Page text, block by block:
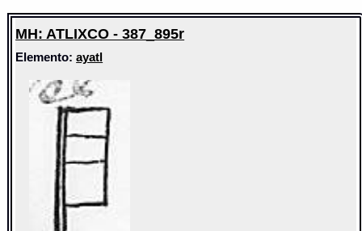
MH: ATLIXCO - 387_895r
Elemento:ayatl